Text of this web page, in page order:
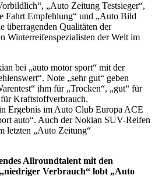
„Auto Zeitung Testsieger“,
Fahrt Empfehlung“ und „Auto Bild
überragenden Qualitäten der
Winterreifenspezialisten der Welt im
bei „auto motor sport“ mit der
Note „sehr gut“ geben
ihm für „Trocken“, „gut“ für
für Kraftstoffverbrauch.
Ergebnis im Auto Club Europa ACE
auto“. Auch der Nokian SUV-Reifen
letzten „Auto Zeitung“
Allroundtalent mit den
Verbrauch“ lobt „Auto